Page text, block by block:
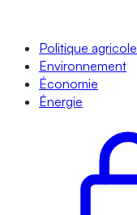
Politique agricole
Environnement
Économie
Énergie